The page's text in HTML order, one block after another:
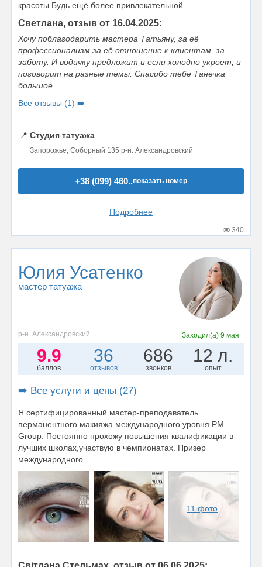
красоты Будь ещё более привлекательной...
Светлана, отзыв от 16.04.2025:
Хочу поблагодарить мастера Татьяну, за её
профессионализм,за её отношение к клиентам, за
заботу. И водичку предложит и если холодно укроет, и
поговорит на разные темы. Спасибо тебе Танечка
большое.
Все отзывы (1) ➡️
📍 Студия татуажа
Запорожье, Соборный 135 р-н. Александровский
+38 (099) 460..показать номер
Подробнее
340
Юлия Усатенко
мастер татуажа
р-н. Александровский Заходил(а)9 мая
9.9
баллов
36
отзывов
686
звонков
12 л.
опыт
➡️ Все услуги и цены (27)
Я сертифицированный мастер-преподаватель
перманентного макияжа международного уровня PM
Group. Постоянно прохожу повышения квалификации в
лучших школах,участвую в чемпионатах. Призер
международного...
11 фото